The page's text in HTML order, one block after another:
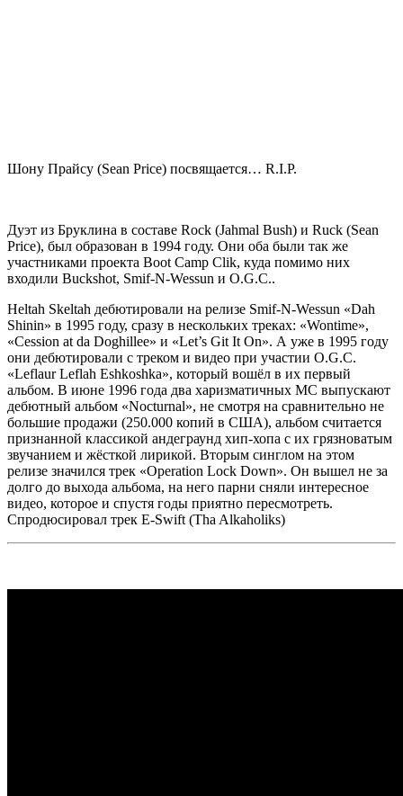
Шону Прайсу (Sean Price) посвящается… R.I.P.
Дуэт из Бруклина в составе Rock (Jahmal Bush) и Ruck (Sean
Price), был образован в 1994 году. Они оба были так же
участниками проекта Boot Camp Clik, куда помимо них
входили Buckshot, Smif-N-Wessun и O.G.C..
Heltah Skeltah дебютировали на релизе Smif-N-Wessun «Dah
Shinin» в 1995 году, сразу в нескольких треках: «Wontime»,
«Cession at da Doghillee» и «Let’s Git It On». А уже в 1995 году
они дебютировали с треком и видео при участии O.G.C.
«Leflaur Leflah Eshkoshka», который вошёл в их первый
альбом. В июне 1996 года два харизматичных МС выпускают
дебютный альбом «Nocturnal», не смотря на сравнительно не
большие продажи (250.000 копий в США), альбом считается
признанной классикой андеграунд хип-хопа с их грязноватым
звучанием и жёсткой лирикой. Вторым синглом на этом
релизе значился трек «Operation Lock Down». Он вышел не за
долго до выхода альбома, на него парни сняли интересное
видео, которое и спустя годы приятно пересмотреть.
Спродюсировал трек E-Swift (Tha Alkaholiks)